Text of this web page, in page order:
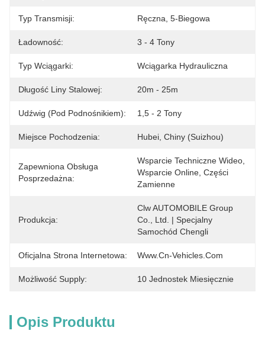
Typ Transmisji: Ręczna, 5-Biegowa
Ładowność: 3 - 4 Tony
Typ Wciągarki: Wciągarka Hydrauliczna
Długość Liny Stalowej: 20m - 25m
Udźwig (pod Podnośnikiem): 1,5 - 2 Tony
Miejsce Pochodzenia: Hubei, Chiny (Suizhou)
Zapewniona Obsługa
Posprzedażna:
Wsparcie Techniczne Wideo,
Wsparcie Online, Części
Zamienne
Produkcja:
Clw AUTOMOBILE Group
Co., Ltd. | Specjalny
Samochód Chengli
Oficjalna Strona Internetowa: Www.cn-Vehicles.com
Możliwość Supply: 10 Jednostek Miesięcznie
Opis Produktu